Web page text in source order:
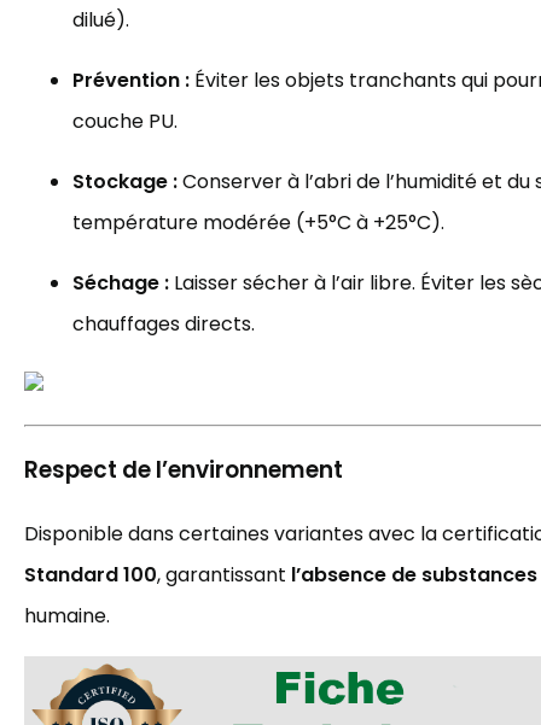
dilué).
Prévention : Éviter les objets tranchants qui
couche PU.
Stockage :Conserver à l’abri de l’humidité et du
température modérée (+5°C à +25°C).
Séchage : Laisser sécher à l’air libre. Éviter les
chauffages directs.
Respect de l’environnement
Disponible dans certaines variantes avec la
Standard 100, garantissant l’absence de
humaine.